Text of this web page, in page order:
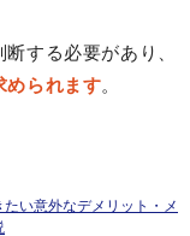
する必要があり、
められます。
い意外なデメリット・メ